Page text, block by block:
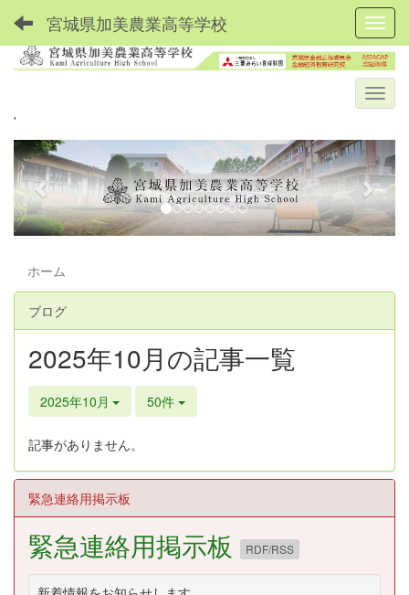
宮城県加美農業高等学校
'
p
r
e
v
o
u
s
n
e
x
t
ホーム
ブログ
2025年10月の記事一覧
2025年10月 50件
記事がありません。
緊急連絡用掲示板
緊急連絡用掲示板 RDF/RSS